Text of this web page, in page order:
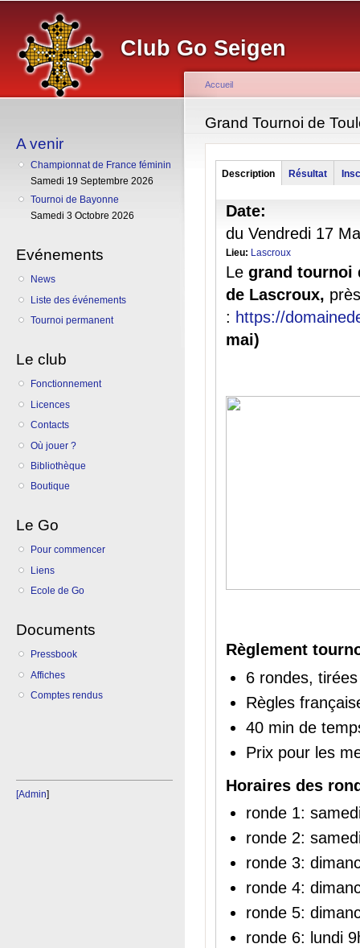
Club Go Seigen
A venir
Championnat de France féminin
Samedi 19 Septembre 2026
Tournoi de Bayonne
Samedi 3 Octobre 2026
Evénements
News
Liste des événements
Tournoi permanent
Le club
Fonctionnement
Licences
Contacts
Où jouer ?
Bibliothèque
Boutique
Le Go
Pour commencer
Liens
Ecole de Go
Documents
Pressbook
Affiches
Comptes rendus
[Admin]
Vous êtes ici
Accueil
Grand Tournoi de
Groupe
Description (onglet
Résultat
Date:
duVendredi 17
Lieu: Lascroux
Legrand tournoi
de Lascroux,
: https://
mai)
Règlement
6 rondes,
Règles
40 min de
Prix pour les
Horaires des
ronde 1:
ronde 2:
ronde 3:
ronde 4:
ronde 5:
ronde 6: lundi